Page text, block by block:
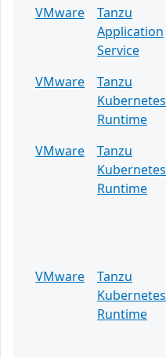
VMware
Tanzu
Application
Service
VMware
Tanzu
Kubernetes
Runtime
VMware
Tanzu
Kubernetes
Runtime
VMware
Tanzu
Kubernetes
Runtime